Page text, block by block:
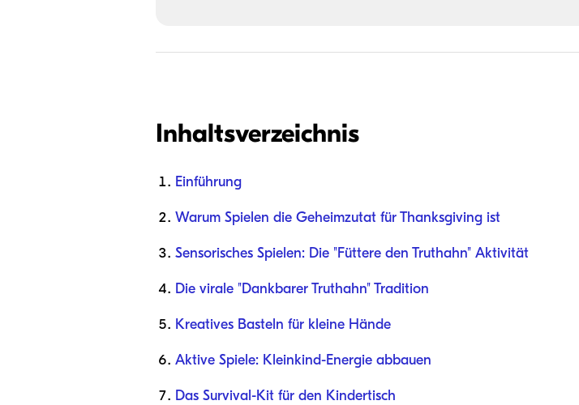
Inhaltsverzeichnis
Einführung
Warum Spielen die Geheimzutat für Thanksgiving ist
Sensorisches Spielen: Die "Füttere den Truthahn" Aktivität
Die virale "Dankbarer Truthahn" Tradition
Kreatives Basteln für kleine Hände
Aktive Spiele: Kleinkind-Energie abbauen
Das Survival-Kit für den Kindertisch